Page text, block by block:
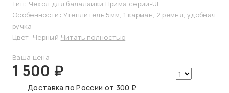
Тип: Чехол для балалайки Прима серии-UL
Особенности: Утеплитель 5мм, 1 карман, 2 ремня, удобная
ручка
Цвет: Черный Читать полностью
Ваша цена:
1 500 ₽
Доставка по России от 300 ₽